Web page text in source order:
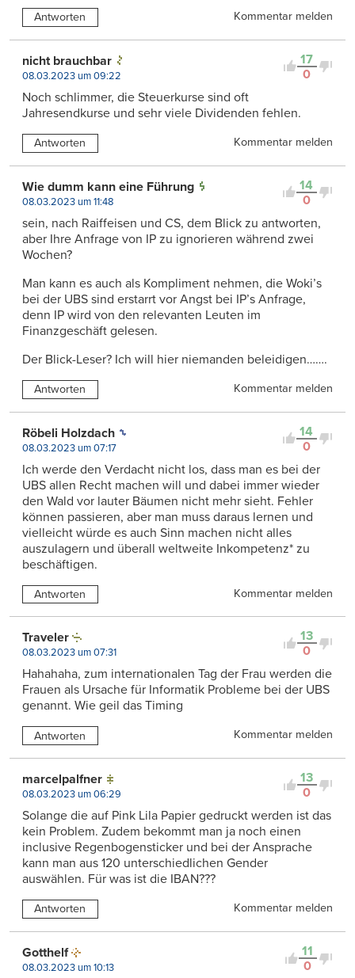
Antworten Kommentar melden
17
0
nicht brauchbar
08.03.2023 um 09:22
Noch schlimmer, die Steuerkurse sind oft
Jahresendkurse und sehr viele Dividenden fehlen.
Antworten Kommentar melden
14
0
Wie dumm kann eine Führung
08.03.2023 um 11:48
sein, nach Raiffeisen und CS, dem Blick zu antworten,
aber Ihre Anfrage von IP zu ignorieren während zwei
Wochen?
Man kann es auch als Kompliment nehmen, die Woki’s
bei der UBS sind erstarrt vor Angst bei IP’s Anfrage,
denn IP wird von den relevanten Leuten im
Finanzgeschäft gelesen.
Der Blick-Leser? Ich will hier niemanden beleidigen…….
Antworten Kommentar melden
14
0
Röbeli Holzdach
08.03.2023 um 07:17
Ich werde den Verdacht nicht los, dass man es bei der
UBS allen Recht machen will und dabei immer wieder
den Wald vor lauter Bäumen nicht mehr sieht. Fehler
können passieren, aber man muss daraus lernen und
vielleicht würde es auch Sinn machen nicht alles
auszulagern und überall weltweite Inkompetenz* zu
beschäftigen.
Antworten Kommentar melden
13
0
Traveler
08.03.2023 um 07:31
Hahahaha, zum internationalen Tag der Frau werden die
Frauen als Ursache für Informatik Probleme bei der UBS
genannt. Wie geil das Timing
Antworten Kommentar melden
13
0
marcelpalfner
08.03.2023 um 06:29
Solange die auf Pink Lila Papier gedruckt werden ist das
kein Problem. Zudem bekommt man ja noch einen
inclusive Regenbogensticker und bei der Ansprache
kann man aus 120 unterschiedlichen Gender
auswählen. Für was ist die IBAN???
Antworten Kommentar melden
11
0
Gotthelf
08.03.2023 um 10:13